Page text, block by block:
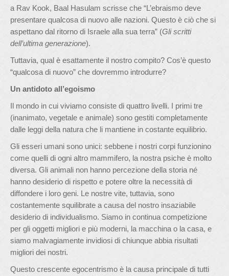
a Rav Kook, Baal Hasulam scrisse che “L’ebraismo deve
presentare qualcosa di nuovo alle nazioni. Questo è ciò che si
aspettano dal ritorno di Israele alla sua terra” (Gli scritti
dell’ultima generazione).
Tuttavia, qual è esattamente il nostro compito? Cos’è questo
“qualcosa di nuovo” che dovremmo introdurre?
Un antidoto all’egoismo
Il mondo in cui viviamo consiste di quattro livelli. I primi tre
(inanimato, vegetale e animale) sono gestiti completamente
dalle leggi della natura che li mantiene in costante equilibrio.
Gli esseri umani sono unici: sebbene i nostri corpi funzionino
come quelli di ogni altro mammifero, la nostra psiche è molto
diversa. Gli animali non hanno percezione della storia né
hanno desiderio di rispetto e potere oltre la necessità di
diffondere i loro geni. Le nostre vite, tuttavia, sono
costantemente squilibrate a causa del nostro insaziabile
desiderio di individualismo. Siamo in continua competizione
per gli oggetti migliori e più moderni, la macchina o la casa, e
siamo malvagiamente invidiosi di chiunque abbia risultati
migliori dei nostri.
Questo crescente egocentrismo è la causa principale di tutti